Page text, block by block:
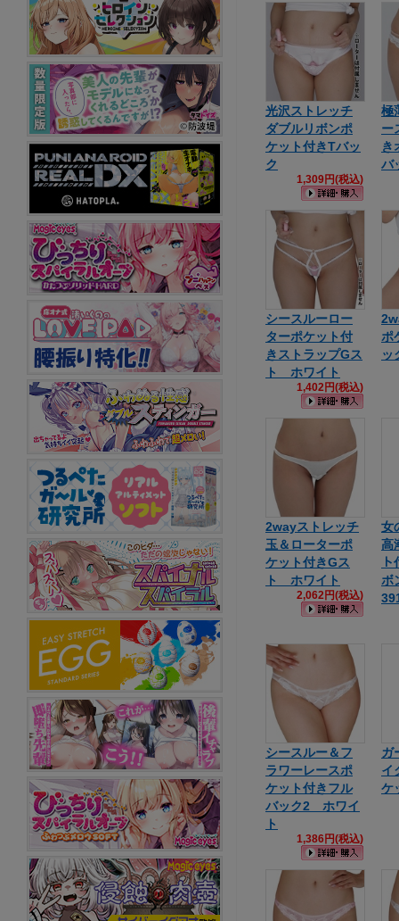
光沢ストレッチ
ダブルリボンポ
ケット付きTバッ
ク
1,309円(税込)
極
ー
き
バ
シースルーロー
ターポケット付
きストラップGス
ト ホワイト
1,402円(税込)
ポ
2wayストレッチ
玉＆ローターポ
ケット付きGス
ト ホワイト
2,062円(税込)
女
高
ボ
シースルー＆フ
ラワーレースポ
ケット付きフル
バック2 ホワイ
ト
1,386円(税込)
ガ
イ
ケ